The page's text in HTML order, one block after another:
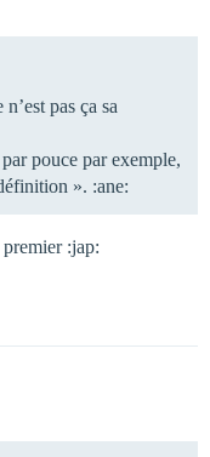
pas ça sa
pouce par exemple,
». :ane:
:jap: